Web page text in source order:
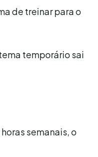
de treinar para o
temporário sai
semanais, o